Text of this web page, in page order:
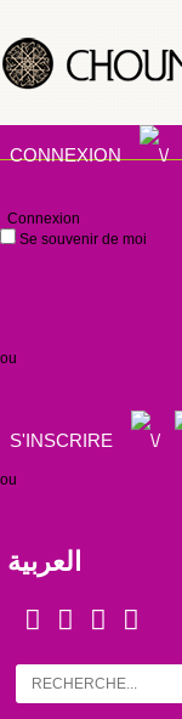
CONNEXION
Connexion
Se souvenir de moi
ou
S'INSCRIRE
ou
العربية